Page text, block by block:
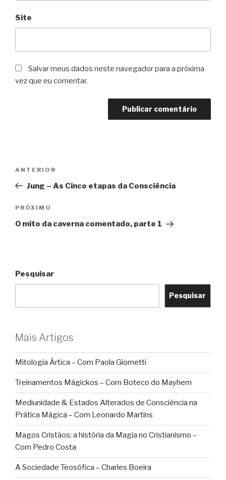
Site
Salvar meus dados neste navegador para a próxima
vez que eu comentar.
Post
Post
anterior
ANTERIOR
Jung – As Cinco etapas da Consciência
Próximo
post
PRÓXIMO
O mito da caverna comentado, parte 1
Pesquisar
Pesquisar
Mais Artigos
Mitologia Ártica – Com Paola Giometti
Treinamentos Mágickos – Com Boteco do Mayhem
Mediunidade & Estados Alterados de Consciência na
Prática Mágica – Com Leonardo Martins
Magos Cristãos: a história da Magia no Cristianismo –
Com Pedro Costa
A Sociedade Teosófica – Charles Boeira